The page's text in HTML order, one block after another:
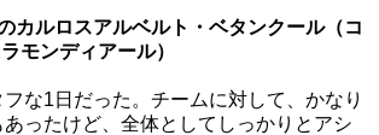
カルロスアルベルト・ベタンクール（コ
モンディアール）
な1日だった。チームに対して、かなり
ったけど、全体としてしっかりとアシ